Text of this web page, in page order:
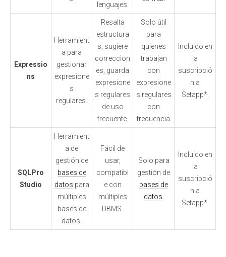
lenguajes.
Expressio
ns
Herramient
a para
gestionar
expresione
s
regulares.
Resalta
estructura
s, sugiere
correccion
es, guarda
expresione
s regulares
de uso
frecuente.
Solo útil
para
quienes
trabajan
con
expresione
s regulares
con
frecuencia.
Incluido en
la
suscripció
n a
Setapp*.
SQLPro
Studio
Herramient
a de
gestión de
bases de
datos para
múltiples
bases de
datos.
Fácil de
usar,
compatibl
e con
múltiples
DBMS.
Solo para
gestión de
bases de
datos
Incluido en
la
suscripció
n a
Setapp*.